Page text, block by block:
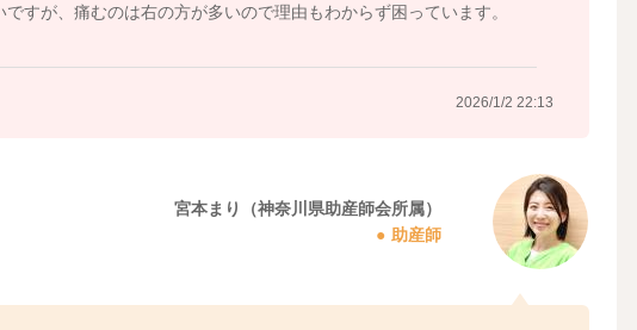
すが、痛むのは右の方が多いので理由もわからず困っています。
2026/1/2 22:13
宮本まり（神奈川県助産師会所属）
助産師